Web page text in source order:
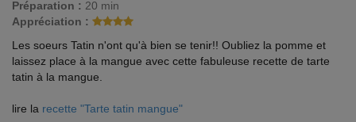
Préparation : 20 min
Appréciation :
Les soeurs Tatin n'ont qu'à bien se tenir!! Oubliez la pomme et
laissez place à la mangue avec cette fabuleuse recette de tarte
tatin à la mangue.
lire la recette "Tarte tatin mangue"